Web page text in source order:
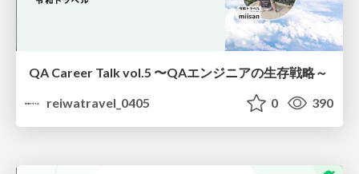
QA Career Talk vol.5 〜QAエンジニアの生存戦略～
reiwatravel_0405
0 390